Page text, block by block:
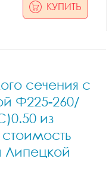
КУПИТЬ
сечения с
Ф225-260/
из
Липецкой